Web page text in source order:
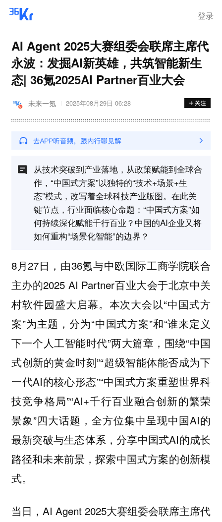
登录
AI Agent 2025大赛组委会联席主席代
永波：发掘AI新英雄，共筑智能新生
态| 36氪2025AI Partner百业大会
未来一氪 2025年08月29日 06:28
从技术突破到产业落地，从政策赋能到全球合
作，“中国式方案”以独特的“技术+场景+生
态”模式，改写着全球科技产业版图。在此关
键节点，行业面临核心命题：“中国式方案”如
何持续深化赋能千行百业？中国的AI企业又将
如何重构“场景化智能”的边界？
8月27日，由36氪与中欧国际工商学院联合
主办的2025 AI Partner百业大会于北京中关
村软件园盛大启幕。本次大会以“中国式方
案”为主题，分为“中国式方案”和“谁来定义
下一个人工智能时代”两大篇章，围绕“中国
式创新的黄金时刻”“超级智能体能否成为下
一代AI的核心形态”“中国式方案重塑世界科
技竞争格局”“AI+千行百业融合创新的繁荣
景象”四大话题，全方位集中呈现中国AI的
最新突破与生态体系，分享中国式AI的成长
路径和未来前景，探索中国式方案的创新模
式。
当日，AI Agent 2025大赛组委会联席主席代